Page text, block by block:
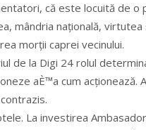
că este locuită de o
mândria națională,
morții caprei vecinului.
de la Digi 24 rolul
aÈ™a cum acționează.
La investirea